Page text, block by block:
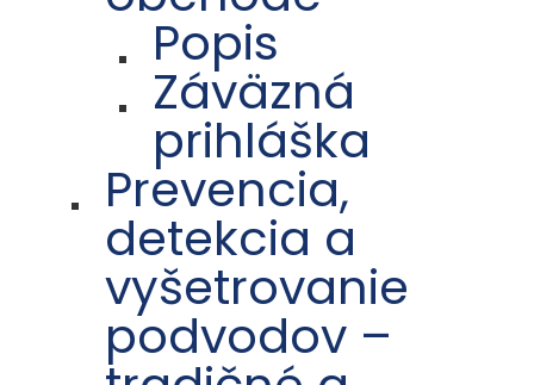
Popis
Záväzná
prihláška
Prevencia,
detekcia a
vyšetrovanie
podvodov –